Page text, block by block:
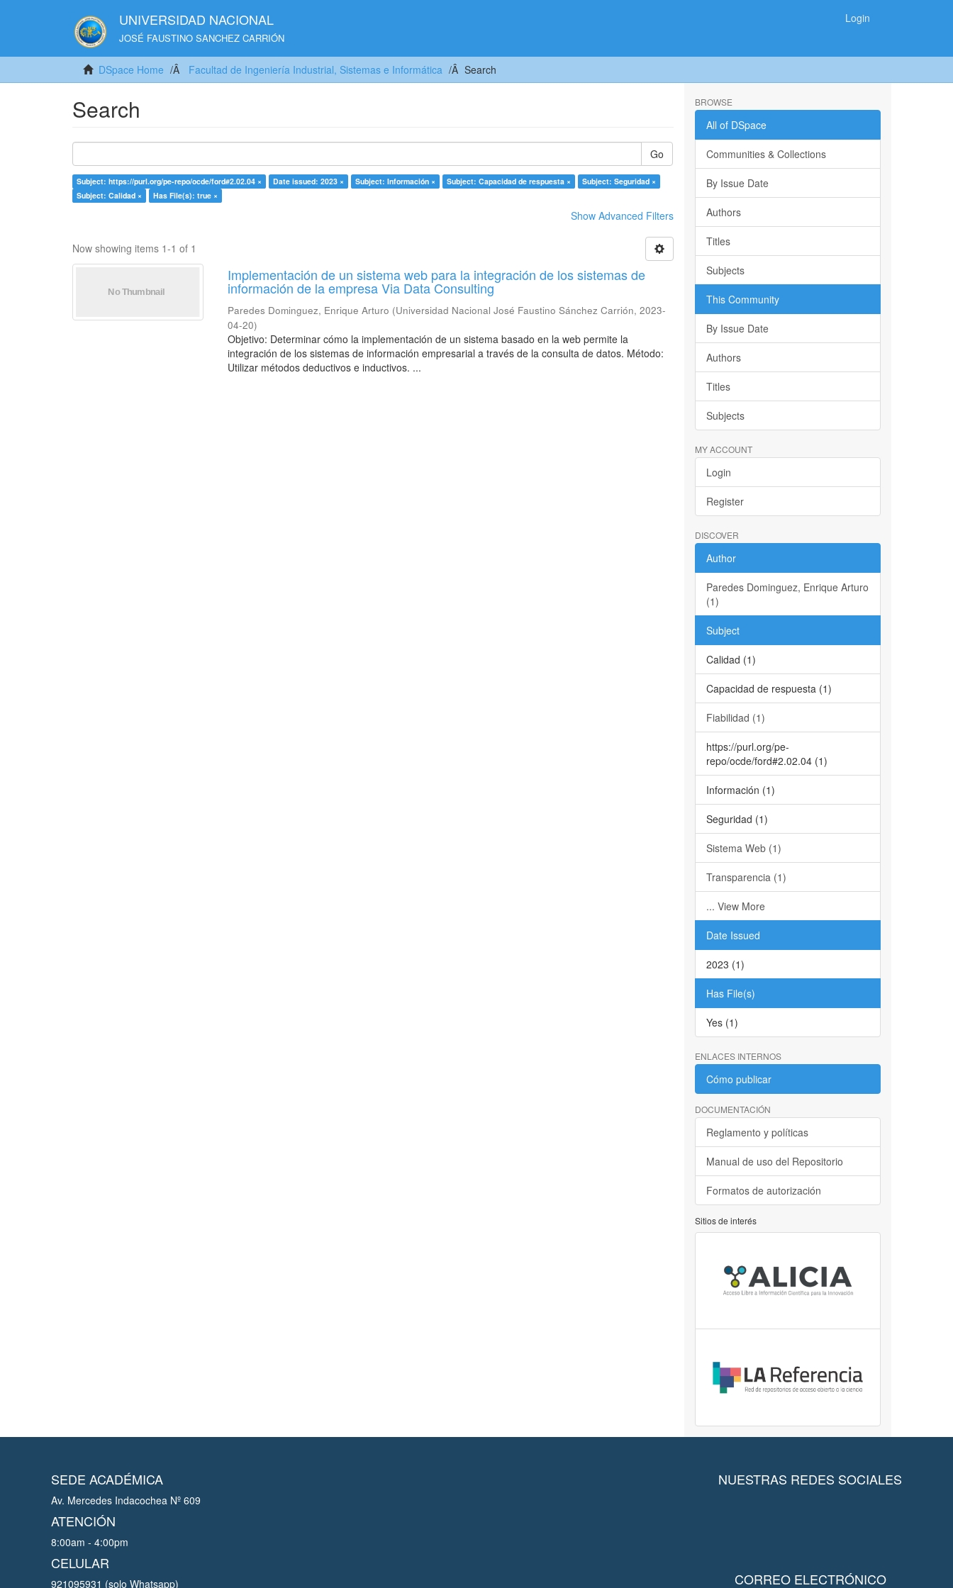
UNIVERSIDAD NACIONAL
JOSÉ FAUSTINO SANCHEZ CARRIÓN
Login
DSpace Home Facultad de Ingeniería Industrial, Sistemas e Informática Search
Search
Go
Subject: https://purl.org/pe-repo/ocde/ford#2.02.04 × Date issued: 2023 × Subject: Información × Subject: Capacidad de respuesta ×
Subject: Seguridad ×
Subject: Calidad ×
Has File(s): true ×
Show Advanced Filters
Now showing items 1-1 of 1
Implementación de un sistema web para la integración de los sistemas de
información de la empresa Via Data Consulting
Paredes Dominguez, Enrique Arturo (Universidad Nacional José Faustino Sánchez Carrión,2023-
04-20)
Objetivo: Determinar cómo la implementación de un sistema basado en la web permite la
integración de los sistemas de información empresarial a través de la consulta de datos. Método:
Utilizar métodos deductivos e inductivos. ...
BROWSE
All of DSpace
Communities & Collections
By Issue Date
Authors
Titles
Subjects
This Community
By Issue Date
Authors
Titles
Subjects
MY ACCOUNT
Login
Register
DISCOVER
Author
Paredes Dominguez, Enrique Arturo
(1)
Subject
Calidad (1)
Capacidad de respuesta (1)
Fiabilidad (1)
https://purl.org/pe-
repo/ocde/ford#2.02.04 (1)
Información (1)
Seguridad (1)
Sistema Web (1)
Transparencia (1)
... View More
Date Issued
2023 (1)
Has File(s)
Yes (1)
ENLACES INTERNOS
Cómo publicar
DOCUMENTACIÓN
Reglamento y políticas
Manual de uso del Repositorio
Formatos de autorización
Sitios de interés
SEDE ACADÉMICA
Av. Mercedes Indacochea Nº 609
ATENCIÓN
8:00am - 4:00pm
CELULAR
921095931 (solo Whatsapp)
NUESTRAS REDES SOCIALES
CORREO ELECTRÓNICO